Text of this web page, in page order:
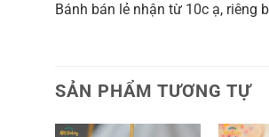
Bánh bán lẻ nhận từ 10c ạ, riêng
SẢN PHẨM TƯƠNG TỰ